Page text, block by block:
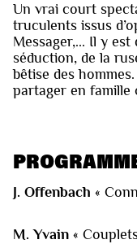
Un vrai court
truculents issus
Messager,... Il y
séduction, de la
bêtise des
partager en famille
J. Offenbach «
M. Yvain «